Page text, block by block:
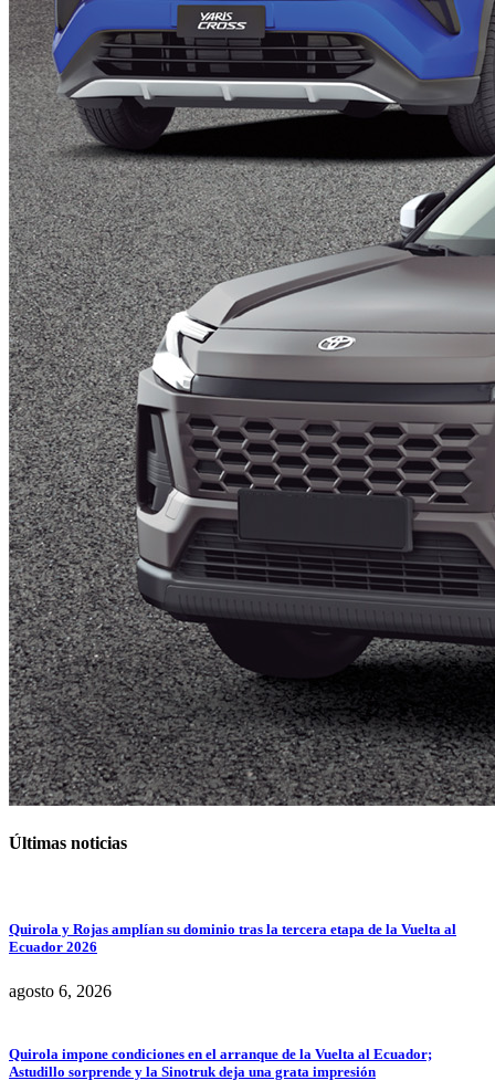
Últimas noticias
Quirola y Rojas amplían su dominio tras la tercera etapa de la Vuelta al
Ecuador 2026
agosto 6, 2026
Quirola impone condiciones en el arranque de la Vuelta al Ecuador;
Astudillo sorprende y la Sinotruk deja una grata impresión